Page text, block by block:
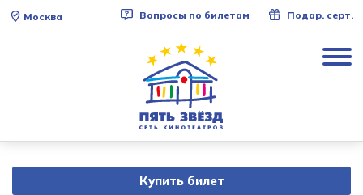
Москва Вопросы по билетам Подар. серт.
Купить билет